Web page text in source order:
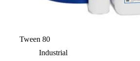
Tween 80
Industrial